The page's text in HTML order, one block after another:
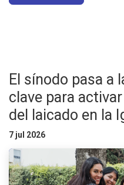
El sínodo pasa a
clave para
del laicado en la
7 jul 2026